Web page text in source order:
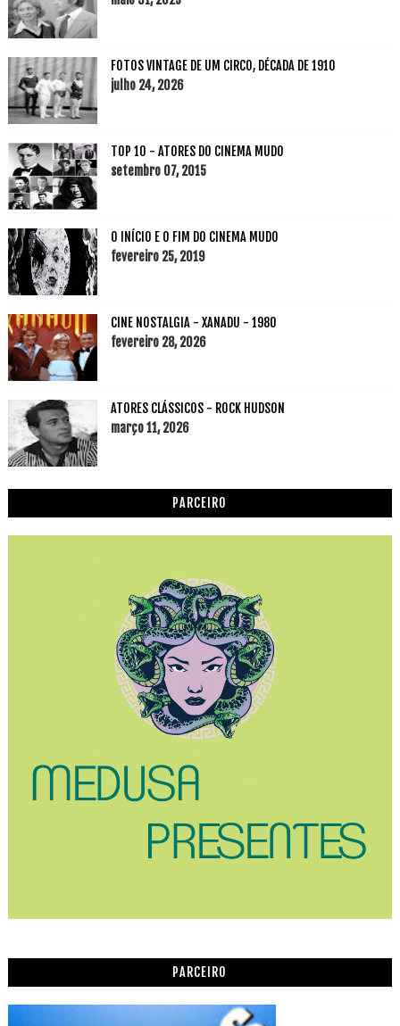
FOTOS VINTAGE DE UM CIRCO, DÉCADA DE 1910
julho 24, 2026
TOP 10 - ATORES DO CINEMA MUDO
setembro 07, 2015
O INÍCIO E O FIM DO CINEMA MUDO
fevereiro 25, 2019
CINE NOSTALGIA - XANADU - 1980
fevereiro 28, 2026
ATORES CLÁSSICOS - ROCK HUDSON
março 11, 2026
PARCEIRO
PARCEIRO